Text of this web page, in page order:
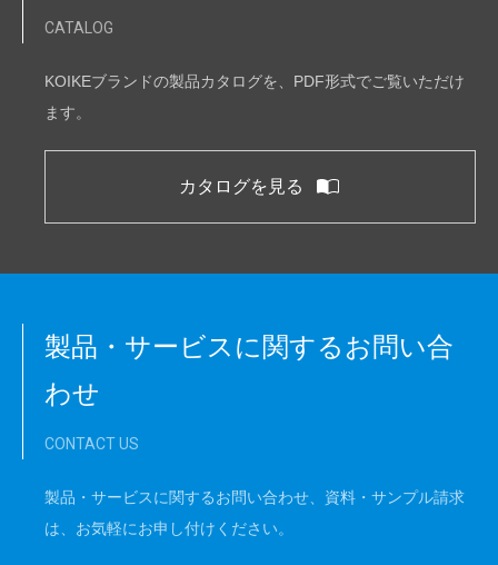
CATALOG
KOIKEブランドの製品カタログを、PDF形式でご覧いただけ
ます。
カタログを見る
製品・サービスに関するお問い合
わせ
CONTACT US
製品・サービスに関するお問い合わせ、資料・サンプル請求
は、お気軽にお申し付けください。